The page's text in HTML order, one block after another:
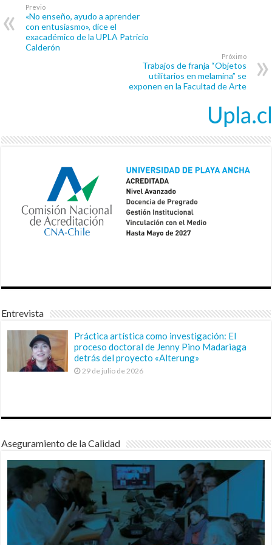
Previo
«No enseño, ayudo a aprender
con entusiasmo», dice el
exacadémico de la UPLA Patricio
Calderón
Próximo
Trabajos de franja “Objetos
utilitarios en melamina” se
exponen en la Facultad de Arte
Entrevista
Práctica artística como investigación: El
proceso doctoral de Jenny Pino Madariaga
detrás del proyecto «Alterung»
29 de julio de 2026
Aseguramiento de la Calidad